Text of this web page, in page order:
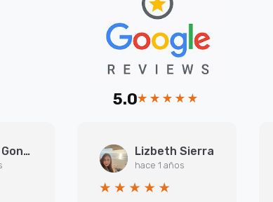
5.0
Arantxa Gonzalez Martinez Lizbeth Sierra
hace 1 años